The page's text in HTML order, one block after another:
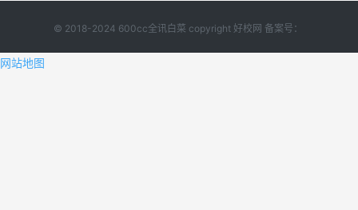
© 2018-2024 600cc全讯白菜 copyright 好校网 备案号：
网站地图